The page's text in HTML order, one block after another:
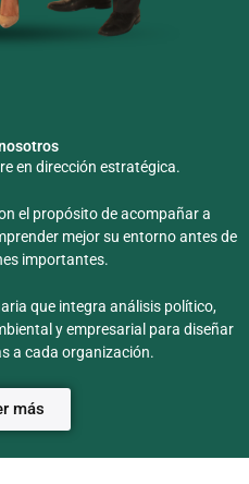
en dirección estratégica.
el propósito de acompañar a
mejor su entorno antes de
importantes.
que integra análisis político,
y empresarial para diseñar
a cada organización.
más